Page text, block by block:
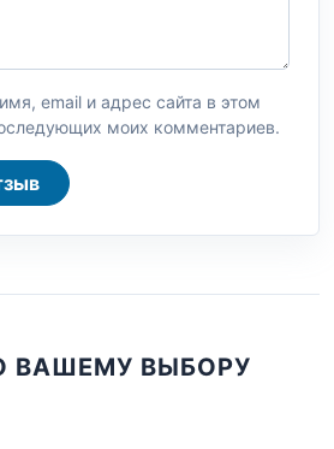
email и адрес сайта в этом
моих комментариев.
отзыв
ВАШЕМУ ВЫБОРУ